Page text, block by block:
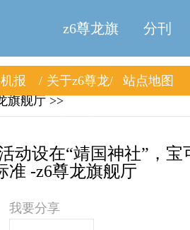
z6尊龙旗
舰厅
分刊
报 关于z6尊龙
站点地图
旗舰厅 >>
动设在“靖国神社”，
准 -z6尊龙旗舰厅
我要分享